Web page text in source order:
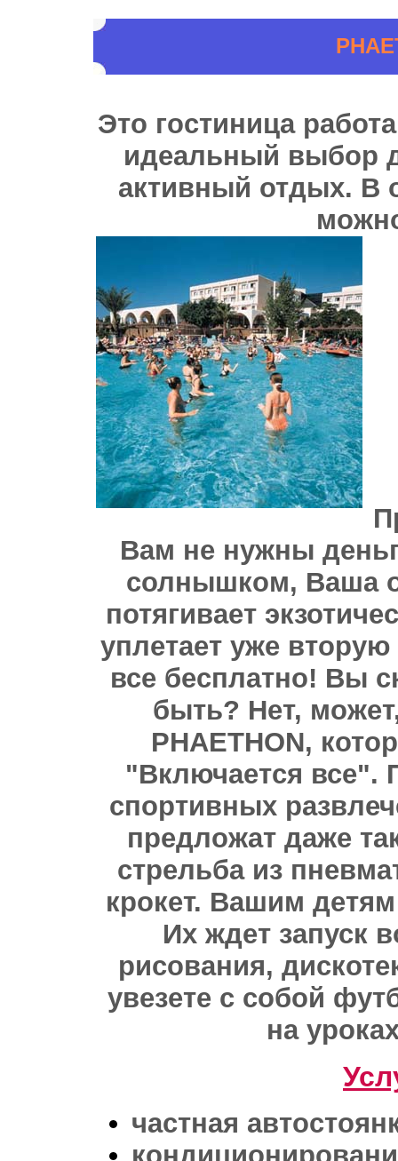
Это гостиница
идеальный выбор
активный отдых. В
Вам не нужны
солнышком, Ваша
потягивает
уплетает уже
все бесплатно! Вы
быть? Нет,
PHAETHON,
"Включается все".
спортивных
предложат даже
стрельба из
крокет. Вашим
Их ждет запуск
рисования,
увезете с собой
на
частная